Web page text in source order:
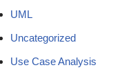
UML
Uncategorized
Use Case Analysis